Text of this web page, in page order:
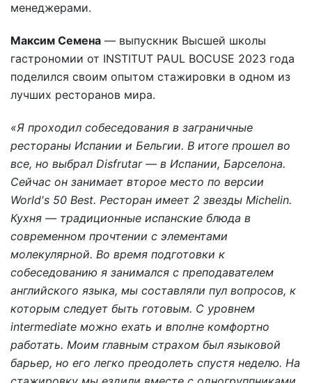
менеджерами.
Максим Семена — выпускник Высшей школы
гастрономии от INSTITUT PAUL BOCUSE 2023 года
поделился своим опытом стажировки в одном из
лучших ресторанов мира.
«Я проходил собеседования в заграничные
рестораны Испании и Бельгии. В итоге прошел во
все, но выбрал Disfrutar — в Испании, Барселона.
Сейчас он занимает второе место по версии
World's 50 Best. Ресторан имеет 2 звезды Michelin.
Кухня — традиционные испанские блюда в
современном прочтении с элементами
молекулярной. Во время подготовки к
собеседованию я занимался с преподавателем
английского языка, мы составляли пул вопросов, к
которым следует быть готовым. С уровнем
intermediate можно ехать и вполне комфортно
работать. Моим главным страхом был языковой
барьер, но его легко преодолеть спустя неделю. На